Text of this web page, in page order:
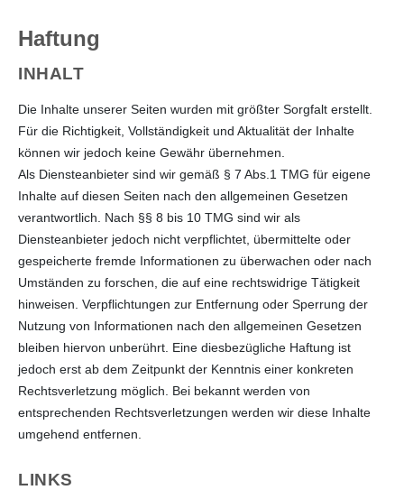
Haftung
INHALT
Die Inhalte unserer Seiten wurden mit größter Sorgfalt erstellt.
Für die Richtigkeit, Vollständigkeit und Aktualität der Inhalte
können wir jedoch keine Gewähr übernehmen.
Als Diensteanbieter sind wir gemäß § 7 Abs.1 TMG für eigene
Inhalte auf diesen Seiten nach den allgemeinen Gesetzen
verantwortlich. Nach §§ 8 bis 10 TMG sind wir als
Diensteanbieter jedoch nicht verpflichtet, übermittelte oder
gespeicherte fremde Informationen zu überwachen oder nach
Umständen zu forschen, die auf eine rechtswidrige Tätigkeit
hinweisen. Verpflichtungen zur Entfernung oder Sperrung der
Nutzung von Informationen nach den allgemeinen Gesetzen
bleiben hiervon unberührt. Eine diesbezügliche Haftung ist
jedoch erst ab dem Zeitpunkt der Kenntnis einer konkreten
Rechtsverletzung möglich. Bei bekannt werden von
entsprechenden Rechtsverletzungen werden wir diese Inhalte
umgehend entfernen.
LINKS